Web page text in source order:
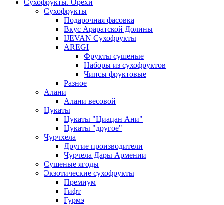
Сухофрукты. Орехи
Сухофрукты
Подарочная фасовка
Вкус Араратской Долины
IJEVAN Сухофрукты
AREGI
Фрукты сушеные
Наборы из сухофруктов
Чипсы фруктовые
Разное
Алани
Алани весовой
Цукаты
Цукаты "Циацан Ани"
Цукаты "другое"
Чурчхела
Другие производители
Чурчела Дары Армении
Сушеные ягоды
Экзотические сухофрукты
Премиум
Гифт
Гурмэ